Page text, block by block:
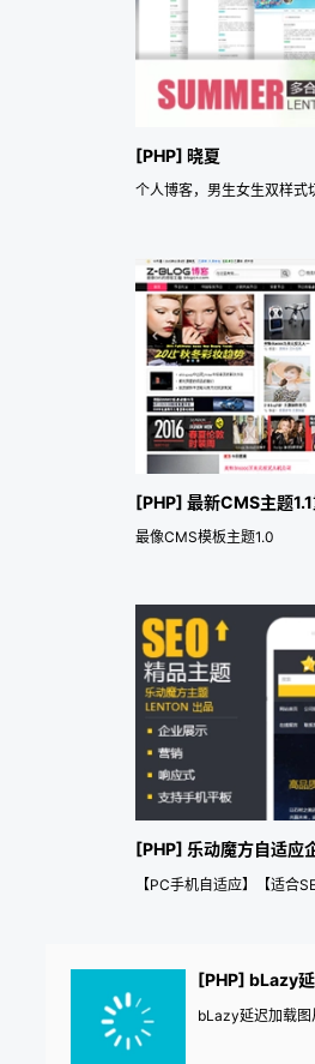
[PHP] 晓夏
最像CMS模板主题1.0
[PHP] bLazy
bLazy延迟加载图